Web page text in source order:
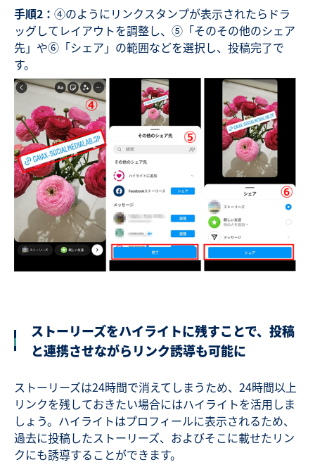
手順2： ④のようにリンクスタンプが表示されたらドラ
ッグしてレイアウトを調整し、⑤「そのその他のシェア
先」や⑥「シェア」の範囲などを選択し、投稿完了で
す。
ストーリーズをハイライトに残すことで、投稿
と連携させながらリンク誘導も可能に
ストーリーズは24時間で消えてしまうため、24時間以上
リンクを残しておきたい場合にはハイライトを活用しま
しょう。ハイライトはプロフィールに表示されるため、
過去に投稿したストーリーズ、およびそこに載せたリン
クにも誘導することができます。